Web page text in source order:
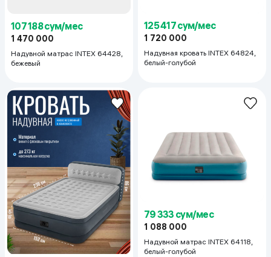
107 188 сум/мес
1 470 000
Надувной матрас INTEX 64428,
бежевый
125 417 сум/мес
1 720 000
Надувная кровать INTEX 64824,
белый-голубой
79 333 сум/мес
1 088 000
Надувной матрас INTEX 64118,
белый-голубой